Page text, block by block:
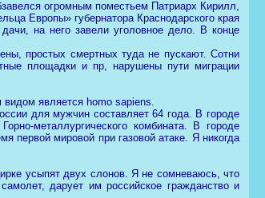
огромным поместьем Патриарх Кирилл,
Европы» губернатора Краснодарского края
дачи, на него завели уголовное дело. В конце
простых смертных туда не пускают. Сотни
площадки и пр, нарушены пути миграции
является homo sapiens.
для мужчин составляет 64 года. В городе
металлургического комбината. В городе
первой мировой при газовой атаке. Я никогда
усыпят двух слонов. Я не сомневаюсь, что
дарует им российское гражданство и